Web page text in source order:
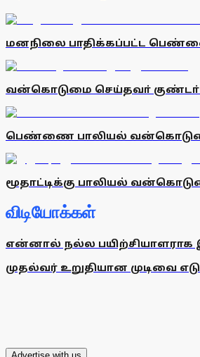
மனநிலை பாதிக்கப்பட்ட
வன்கொடுமை செய்தவா் குண்டா்
பெண்ணை பாலியல்
மூதாட்டிக்கு பாலியல்
விடியோக்கள்
என்னால் நல்ல பயிற்சியாளராக
முதல்வர் உறுதியான முடிவை